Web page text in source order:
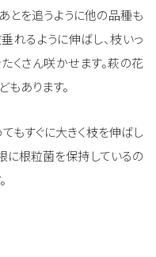
とを追うように他の品種も
れるように伸ばし、枝いっ
くさん咲かせます。萩の花
もあります。
もすぐに大きく枝を伸ばし
に根粒菌を保持しているの